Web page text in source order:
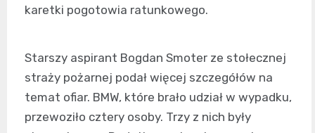
karetki pogotowia ratunkowego.
Starszy aspirant Bogdan Smoter ze stołecznej
straży pożarnej podał więcej szczegółów na
temat ofiar. BMW, które brało udział w wypadku,
przewoziło cztery osoby. Trzy z nich były